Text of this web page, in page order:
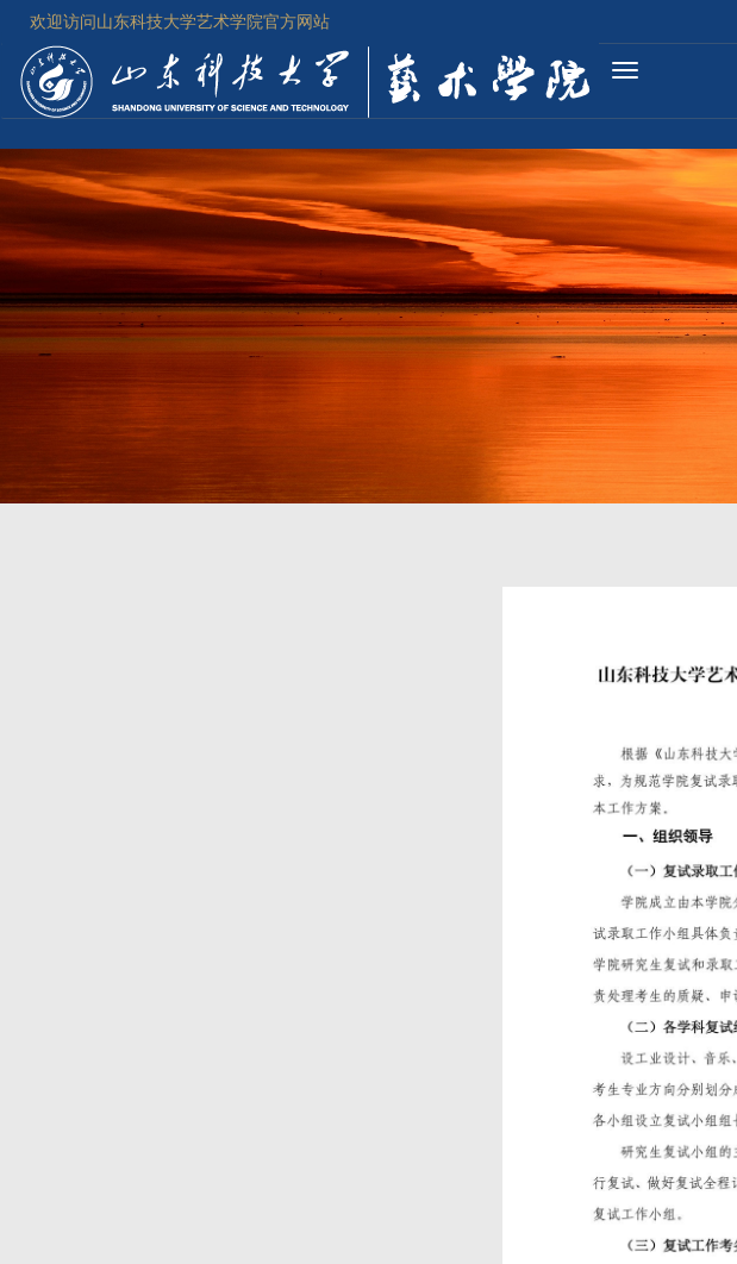
欢迎访问山东科技大学艺术学院官方网站
Toggle
navigation